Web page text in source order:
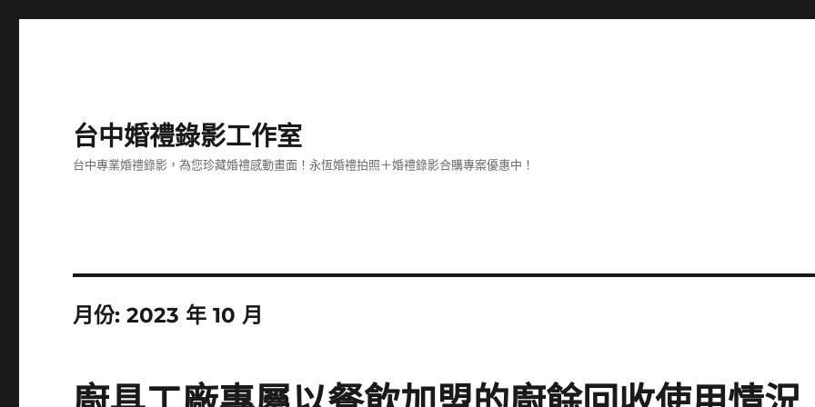
台中婚禮錄影工作室
台中專業婚禮錄影，為您珍藏婚禮感動畫面！永恆婚禮拍照＋婚禮錄影合購專案優惠中！
月份:2023 年 10 月